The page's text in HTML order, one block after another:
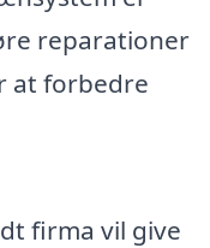
reparationer
at forbedre
firma vil give